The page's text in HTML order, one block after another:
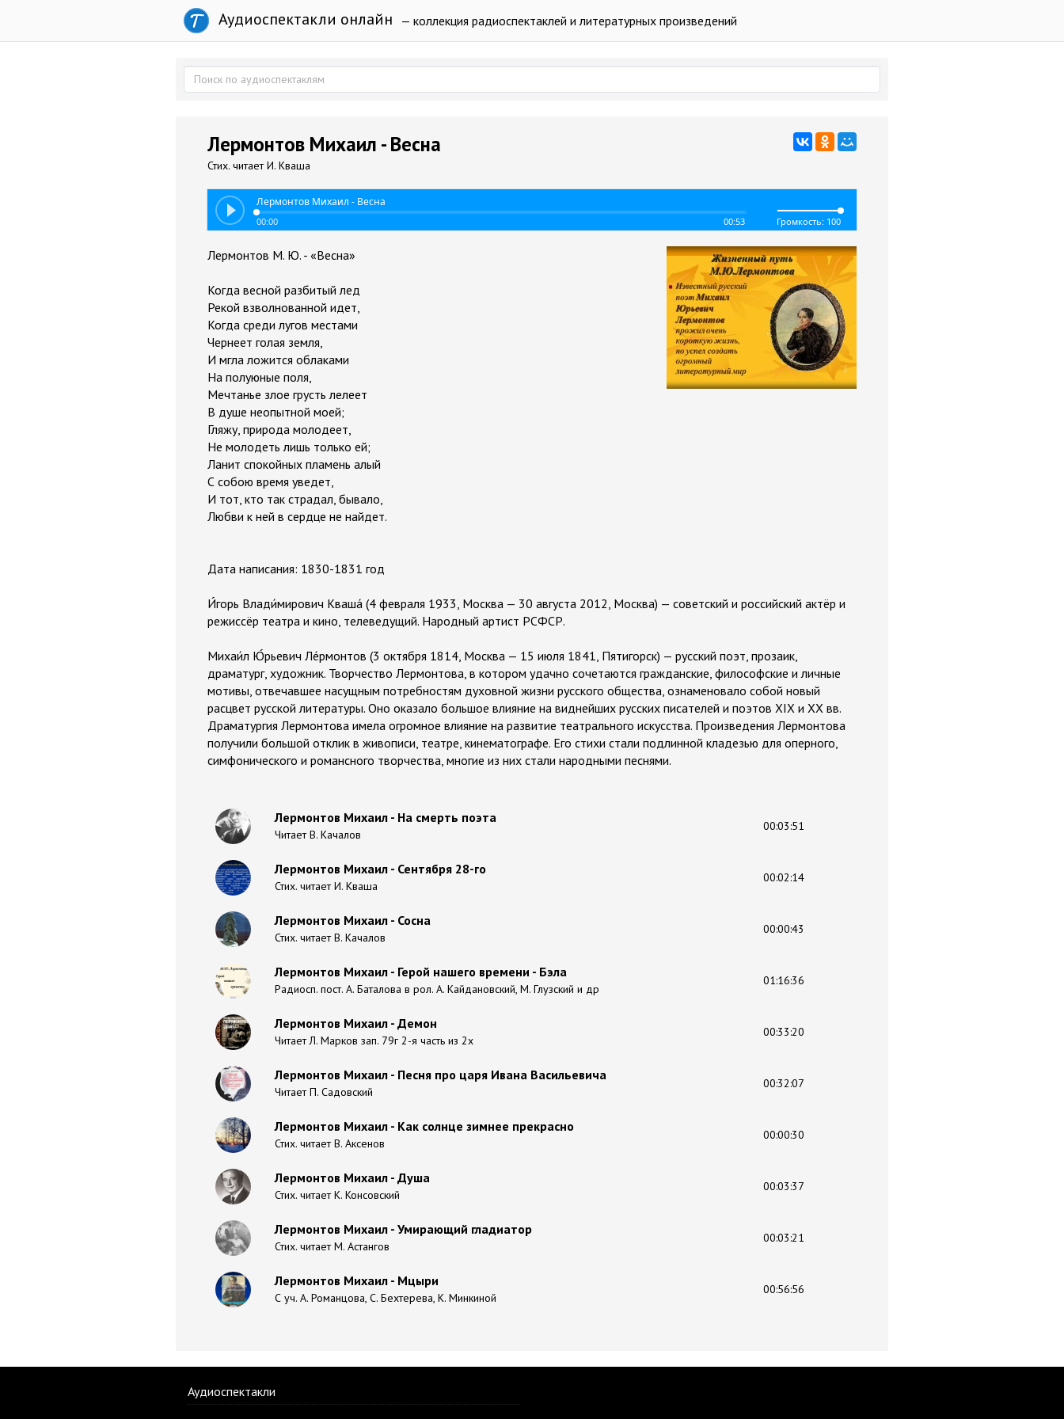
Аудиоспектакли онлайн — коллекция радиоспектаклей и литературных произведений
Лермонтов Михаил - Весна
Стих. читает И. Кваша
Лермонтов Михаил - Весна
00:00 00:53 Громкость: 100
Лермонтов М. Ю. - «Весна»
Когда весной разбитый лед
Рекой взволнованной идет,
Когда среди лугов местами
Чернеет голая земля,
И мгла ложится облаками
На полуюные поля,
Мечтанье злое грусть лелеет
В душе неопытной моей;
Гляжу, природа молодеет,
Не молодеть лишь только ей;
Ланит спокойных пламень алый
С собою время уведет,
И тот, кто так страдал, бывало,
Любви к ней в сердце не найдет.
Дата написания: 1830-1831 год
И́горь Влади́мирович Кваша́ (4 февраля 1933, Москва — 30 августа 2012, Москва) — советский и российский актёр и
режиссёр театра и кино, телеведущий. Народный артист РСФСР.
Михаи́л Ю́рьевич Ле́рмонтов (3 октября 1814, Москва — 15 июля 1841, Пятигорск) — русский поэт, прозаик,
драматург, художник. Творчество Лермонтова, в котором удачно сочетаются гражданские, философские и личные
мотивы, отвечавшее насущным потребностям духовной жизни русского общества, ознаменовало собой новый
расцвет русской литературы. Оно оказало большое влияние на виднейших русских писателей и поэтов XIX и XX вв.
Драматургия Лермонтова имела огромное влияние на развитие театрального искусства. Произведения Лермонтова
получили большой отклик в живописи, театре, кинематографе. Его стихи стали подлинной кладезью для оперного,
симфонического и романсного творчества, многие из них стали народными песнями.
Лермонтов Михаил - На смерть поэта
Читает В. Качалов
00:03:51
Лермонтов Михаил - Сентября 28-го
Стих. читает И. Кваша
00:02:14
Лермонтов Михаил - Сосна
Стих. читает В. Качалов
00:00:43
Лермонтов Михаил - Герой нашего времени - Бэла
Радиосп. пост. А. Баталова в рол. А. Кайдановский, М. Глузский и др
01:16:36
Лермонтов Михаил - Демон
Читает Л. Марков зап. 79г 2-я часть из 2х
00:33:20
Лермонтов Михаил - Песня про царя Ивана Васильевича
Читает П. Садовский
00:32:07
Лермонтов Михаил - Как солнце зимнее прекрасно
Стих. читает В. Аксенов
00:00:30
Лермонтов Михаил - Душа
Стих. читает К. Консовский
00:03:37
Лермонтов Михаил - Умирающий гладиатор
Стих. читает М. Астангов
00:03:21
Лермонтов Михаил - Мцыри
С уч. А. Романцова, С. Бехтерева, К. Минкиной
00:56:56
Аудиоспектакли